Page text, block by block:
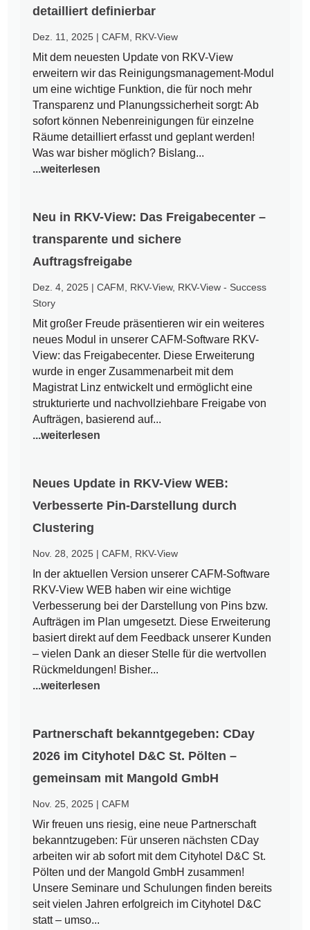
detailliert definierbar
Dez. 11, 2025 |CAFM RKV-View
Mit dem neuesten Update von RKV-View
erweitern wir das Reinigungsmanagement-Modul
um eine wichtige Funktion, die für noch mehr
Transparenz und Planungssicherheit sorgt: Ab
sofort können Nebenreinigungen für einzelne
Räume detailliert erfasst und geplant werden!
Was war bisher möglich? Bislang...
...weiterlesen
Neu in RKV-View: Das Freigabecenter –
transparente und sichere
Auftragsfreigabe
Dez. 4, 2025 |CAFM RKV-View, RKV-View - Success
Story
Mit großer Freude präsentieren wir ein weiteres
neues Modul in unserer CAFM-Software RKV-
View: das Freigabecenter. Diese Erweiterung
wurde in enger Zusammenarbeit mit dem
Magistrat Linz entwickelt und ermöglicht eine
strukturierte und nachvollziehbare Freigabe von
Aufträgen, basierend auf...
...weiterlesen
Neues Update in RKV-View WEB:
Verbesserte Pin-Darstellung durch
Clustering
Nov. 28, 2025 |CAFM RKV-View
In der aktuellen Version unserer CAFM-Software
RKV-View WEB haben wir eine wichtige
Verbesserung bei der Darstellung von Pins bzw.
Aufträgen im Plan umgesetzt. Diese Erweiterung
basiert direkt auf dem Feedback unserer Kunden
– vielen Dank an dieser Stelle für die wertvollen
Rückmeldungen! Bisher...
...weiterlesen
Partnerschaft bekanntgegeben: CDay
2026 im Cityhotel D&C St. Pölten –
gemeinsam mit Mangold GmbH
Nov. 25, 2025 |CAFM
Wir freuen uns riesig, eine neue Partnerschaft
bekanntzugeben: Für unseren nächsten CDay
arbeiten wir ab sofort mit dem Cityhotel D&C St.
Pölten und der Mangold GmbH zusammen!
Unsere Seminare und Schulungen finden bereits
seit vielen Jahren erfolgreich im Cityhotel D&C
statt – umso...